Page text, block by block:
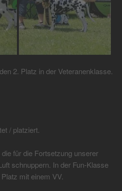
2. Platz in der Veteranenklasse.
/ platziert.
für die Fortsetzung unserer
schnuppern. In der Fun-Klasse
mit einem VV.